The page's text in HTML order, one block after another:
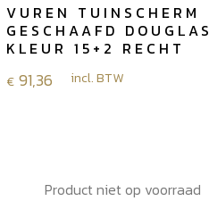
VUREN TUINSCHERM
GESCHAAFD DOUGLAS
KLEUR 15+2 RECHT
€ 91,36 incl. BTW
Product niet op voorraad